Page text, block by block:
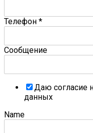
Телефон *
Сообщение
Даю согласие
данных
Name